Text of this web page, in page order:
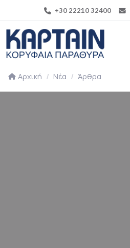
+30 22210 32400
Αρχική Νέα Άρθρα